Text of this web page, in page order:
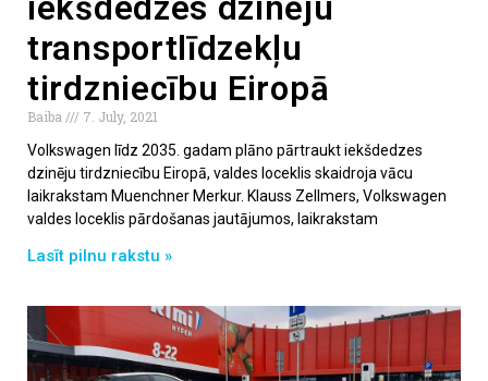
iekšdedzes dzinēju
transportlīdzekļu
tirdzniecību Eiropā
Baiba
7. July, 2021
Volkswagen līdz 2035. gadam plāno pārtraukt iekšdedzes
dzinēju tirdzniecību Eiropā, valdes loceklis skaidroja vācu
laikrakstam Muenchner Merkur. Klauss Zellmers, Volkswagen
valdes loceklis pārdošanas jautājumos, laikrakstam
Lasīt pilnu rakstu »